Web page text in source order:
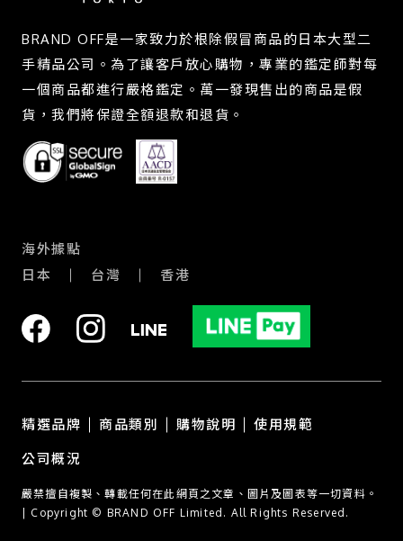
聯絡我們 關於收購
BRAND OFF是一家致力於根除假冒商品的日本大型二
手精品公司。為了讓客戶放心購物，專業的鑑定師對每
一個商品都進行嚴格鑑定。萬一發現售出的商品是假
貨，我們將保證全額退款和退貨。
海外據點
日本
台灣 香港
精選品牌 商品類別 購物說明
使用規範
公司概況
嚴禁擅自複製、轉載任何在此網頁之文章、圖片及圖表等一切資料。
| Copyright © BRAND OFF Limited. All Rights Reserved.